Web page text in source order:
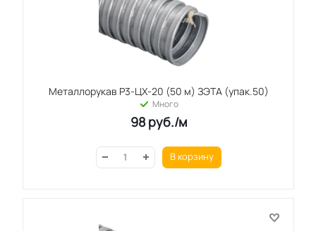
Металлорукав Р3-ЦХ-20 (50 м) ЗЭТА (упак.50)
Много
98руб./м
В корзину